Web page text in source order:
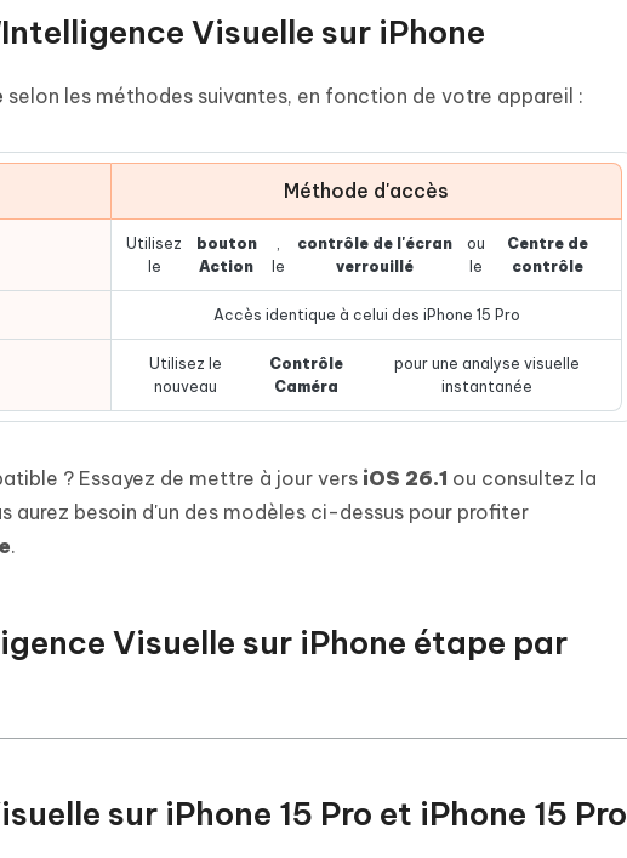
Visuelle sur iPhone
selon les méthodes suivantes, en fonction de votre appareil :
Méthode d'accès
Utilisez
le
bouton
Action
,
le
contrôle de l'écran
verrouillé
ou
le
Centre de
contrôle
Accès identique à celui des iPhone 15 Pro
Utilisez le
nouveau
Contrôle
Caméra
pour une analyse visuelle
instantanée
? Essayez de mettre à jour vers iOS 26.1 ou consultez la
aurez besoin d'un des modèles ci-dessus pour profiter
.
Visuelle sur iPhone étape par
sur iPhone 15 Pro et iPhone 15 Pro